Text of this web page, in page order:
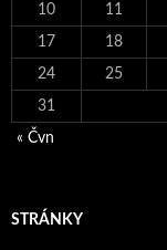
10 11
17 18
24 25
31
« Čvn
STRÁNKY